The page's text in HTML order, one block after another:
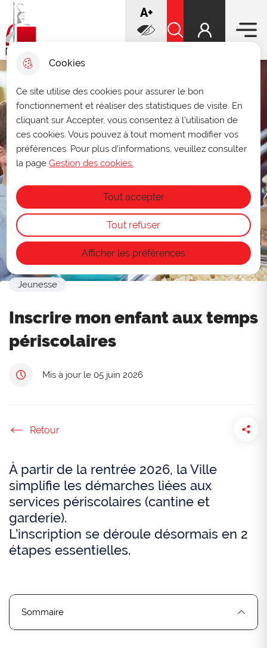
Cookies
Ce site utilise des cookies pour assurer le bon
fonctionnement et réaliser des statistiques de visite. En
cliquant sur Accepter, vous consentez à l'utilisation de
ces cookies. Vous pouvez à tout moment modifier vos
préférences. Pour plus d'informations, veuillez consulter
la pageGestion des cookies.
Afficher les préférences
Tout accepter
Tout refuser
au
menu
Aller au
contenu
principal
plan du
Infos ouverture des archives
municipales
Du 27 au 31 juillet, les archives seront
consultables uniquement sur rendez-vous
au 03 27 93 58 47ou par mail à
archives@ville-douai.fr
15 août.
Ville de Douai
decrease font
increase font
A+
Rechercher sur le
Jeunesse
Inscrire mon enfant aux temps
périscolaires
Mis à jour le 05 juin 2026
Accueil
À partir de la rentrée 2026, la Ville
simplifie les démarches liées aux
services périscolaires (cantine et
garderie).
L’inscription se déroule désormais en 2
étapes essentielles.
Sommaire